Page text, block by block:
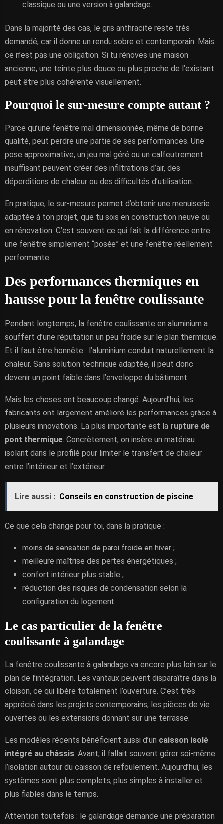
classique ou une version à galandage.
Dans la majorité des cas, le gris anthracite reste très
demandé, car il donne un rendu sobre et contemporain. Mais
ce n’est pas une obligation. Si tu rénoves une maison
ancienne, une teinte plus douce ou plus proche de l’existant
peut être plus cohérente visuellement.
Pourquoi le sur-mesure compte autant ?
Parce qu’une fenêtre mal dimensionnée, même de bonne
qualité, peut perdre une partie de ses performances. Une
pose approximative, un jeu mal géré ou un calfeutrement
insuffisant peuvent créer des infiltrations d’air, des
déperditions de chaleur ou des difficultés d’utilisation.
En pratique, le sur-mesure permet d’obtenir une menuiserie
adaptée à ton projet, que tu sois en construction neuve ou
en rénovation. C’est souvent ce qui fait la différence entre
une fenêtre simplement “posée” et une fenêtre réellement
performante.
Des performances thermiques en
hausse pour la fenêtre coulissante
Pendant longtemps, la fenêtre coulissante en aluminium a
souffert d’une réputation un peu froide sur le plan thermique.
Et il faut être honnête : l’aluminium conduit naturellement la
chaleur. Sans solution technique adaptée, il peut donc
devenir un point faible dans l’enveloppe du bâtiment.
Mais les choses ont beaucoup changé. Aujourd’hui, les
fabricants ont largement amélioré les performances grâce à
plusieurs innovations. La plus importante est la rupture de
pont thermique. Concrètement, on insère un matériau
isolant dans le profilé pour limiter le transfert de chaleur
entre l’intérieur et l’extérieur.
Lire aussi : Conseils en construction de piscine
Ce que cela change pour toi, dans la pratique :
moins de sensation de paroi froide en hiver ;
meilleure maîtrise des pertes énergétiques ;
confort intérieur plus stable ;
réduction des risques de condensation selon la
configuration du logement.
Le cas particulier de la fenêtre
coulissante à galandage
La fenêtre coulissante à galandage va encore plus loin sur le
plan de l’intégration. Les vantaux peuvent disparaître dans la
cloison, ce qui libère totalement l’ouverture. C’est très
apprécié dans les projets contemporains, les pièces de vie
ouvertes ou les extensions donnant sur une terrasse.
Les modèles récents bénéficient aussi d’un caisson isolé
intégré au châssis. Avant, il fallait souvent gérer soi-même
l’isolation autour du caisson de refoulement. Aujourd’hui, les
systèmes sont plus complets, plus simples à installer et
plus fiables dans le temps.
Attention toutefois : le galandage demande une préparation